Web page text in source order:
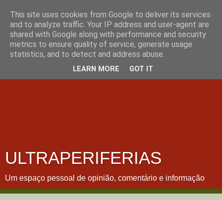
ULTRAPERIFERIAS
Um espaço pessoal de opinião, comentário e informação
This site uses cookies from Google to deliver its services
and to analyze traffic. Your IP address and user-agent are
shared with Google along with performance and security
metrics to ensure quality of service, generate usage
statistics, and to detect and address abuse.
LEARN MORE GOT IT